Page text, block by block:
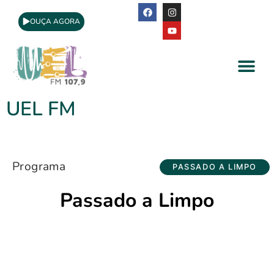
OUÇA AGORA
UEL FM
Programa PASSADO A LIMPO
Passado a Limpo